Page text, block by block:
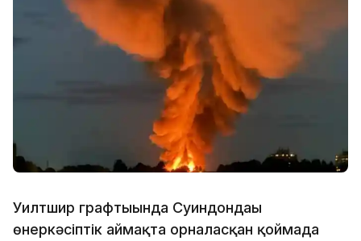
Уилтшир графтығында Суиндондағы
өнеркәсіптік аймақта орналасқан қоймада